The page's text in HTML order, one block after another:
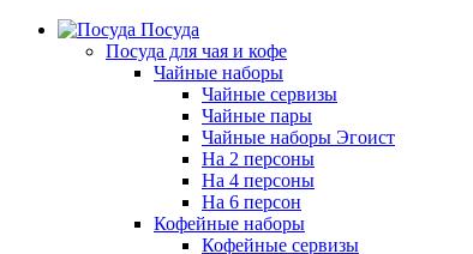
Посуда
Посуда для чая и кофе
Чайные наборы
Чайные сервизы
Чайные пары
Чайные наборы Эгоист
На 2 персоны
На 4 персоны
На 6 персон
Кофейные наборы
Кофейные сервизы